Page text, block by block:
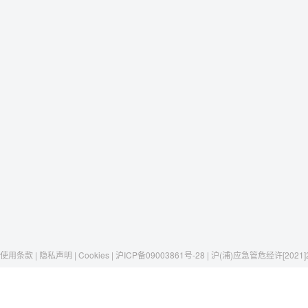
使用条款 | 隐私声明 | Cookies | 沪ICP备09003861号-28 | 沪(浦)应急管危经许